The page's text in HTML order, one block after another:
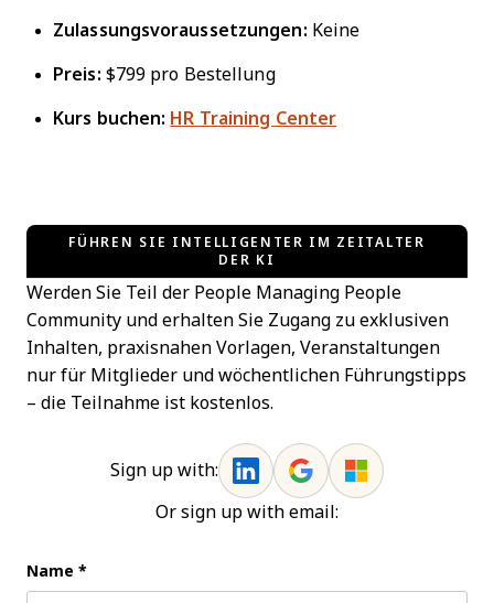
Zulassungsvoraussetzungen: Keine
Preis: $799 pro Bestellung
Kurs buchen: HR Training Center
FÜHREN SIE INTELLIGENTER IM ZEITALTER
DER KI
Werden Sie Teil der People Managing People
Community und erhalten Sie Zugang zu exklusiven
Inhalten, praxisnahen Vorlagen, Veranstaltungen
nur für Mitglieder und wöchentlichen Führungstipps
– die Teilnahme ist kostenlos.
Sign up with:
Or sign up with email:
Name *